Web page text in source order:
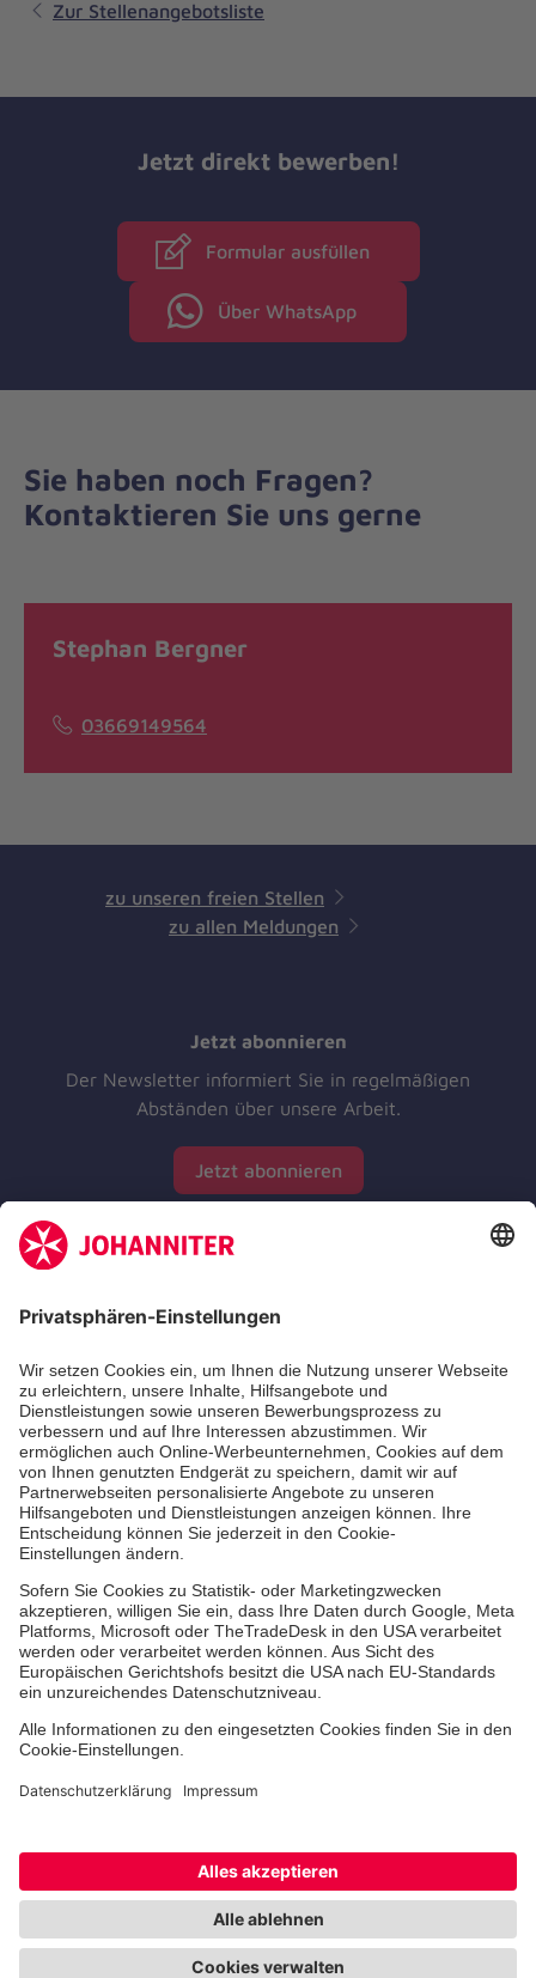
Zur Stellenangebotsliste
Jetzt direkt bewerben!
Formular ausfüllen
Über WhatsApp
Sie haben noch Fragen?
Kontaktieren Sie uns gerne
Stephan Bergner
03669149564
zu unseren freien Stellen
zu allen Meldungen
Jetzt abonnieren
Der Newsletter informiert Sie in regelmäßigen
Abständen über unsere Arbeit.
Jetzt abonnieren
Unsere Standorte
Leistungen
Kennzahlen und Struktur
Als Pflegefachkraft arbeiten
Qualität
Unsere Spendenprojekte
Allgemeine Einkaufsbedingungen
Hinweisgebersystem
Impressum Kontakt Widerruf